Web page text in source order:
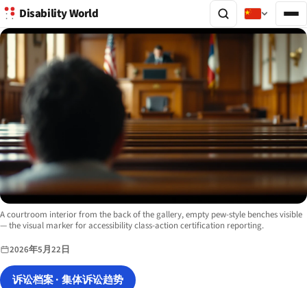
Disability World
Image description:
A courtroom interior from the back of the gallery, empty pew-style benches visible
— the visual marker for accessibility class-action certification reporting.
2026年5月22日
诉讼档案 · 集体诉讼趋势